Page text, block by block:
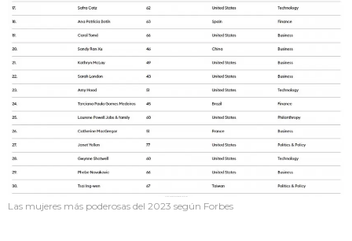
Las mujeres más poderosas del 2023 según Forbes